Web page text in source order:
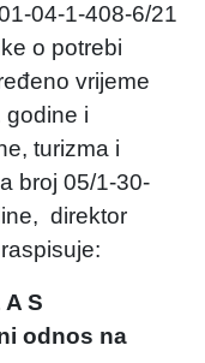
04-1-408-6/21
o potrebi
vrijeme
godine i
turizma i
broj 05/1-30-
direktor
S
odnos na